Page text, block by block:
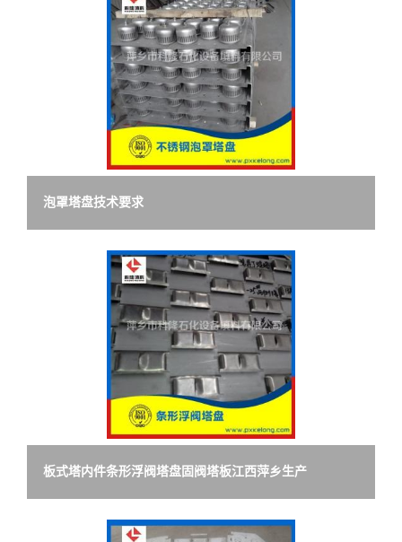
泡罩塔盘技术要求
板式塔内件条形浮阀塔盘固阀塔板江西萍乡生产